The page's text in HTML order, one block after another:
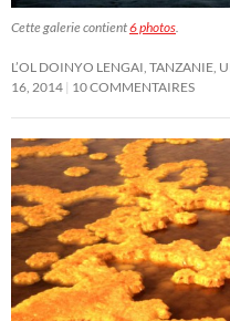
Cette galerie contient6 photos.
L’OL DOINYO LENGAI, TANZANIE,
16, 2014 10 COMMENTAIRES